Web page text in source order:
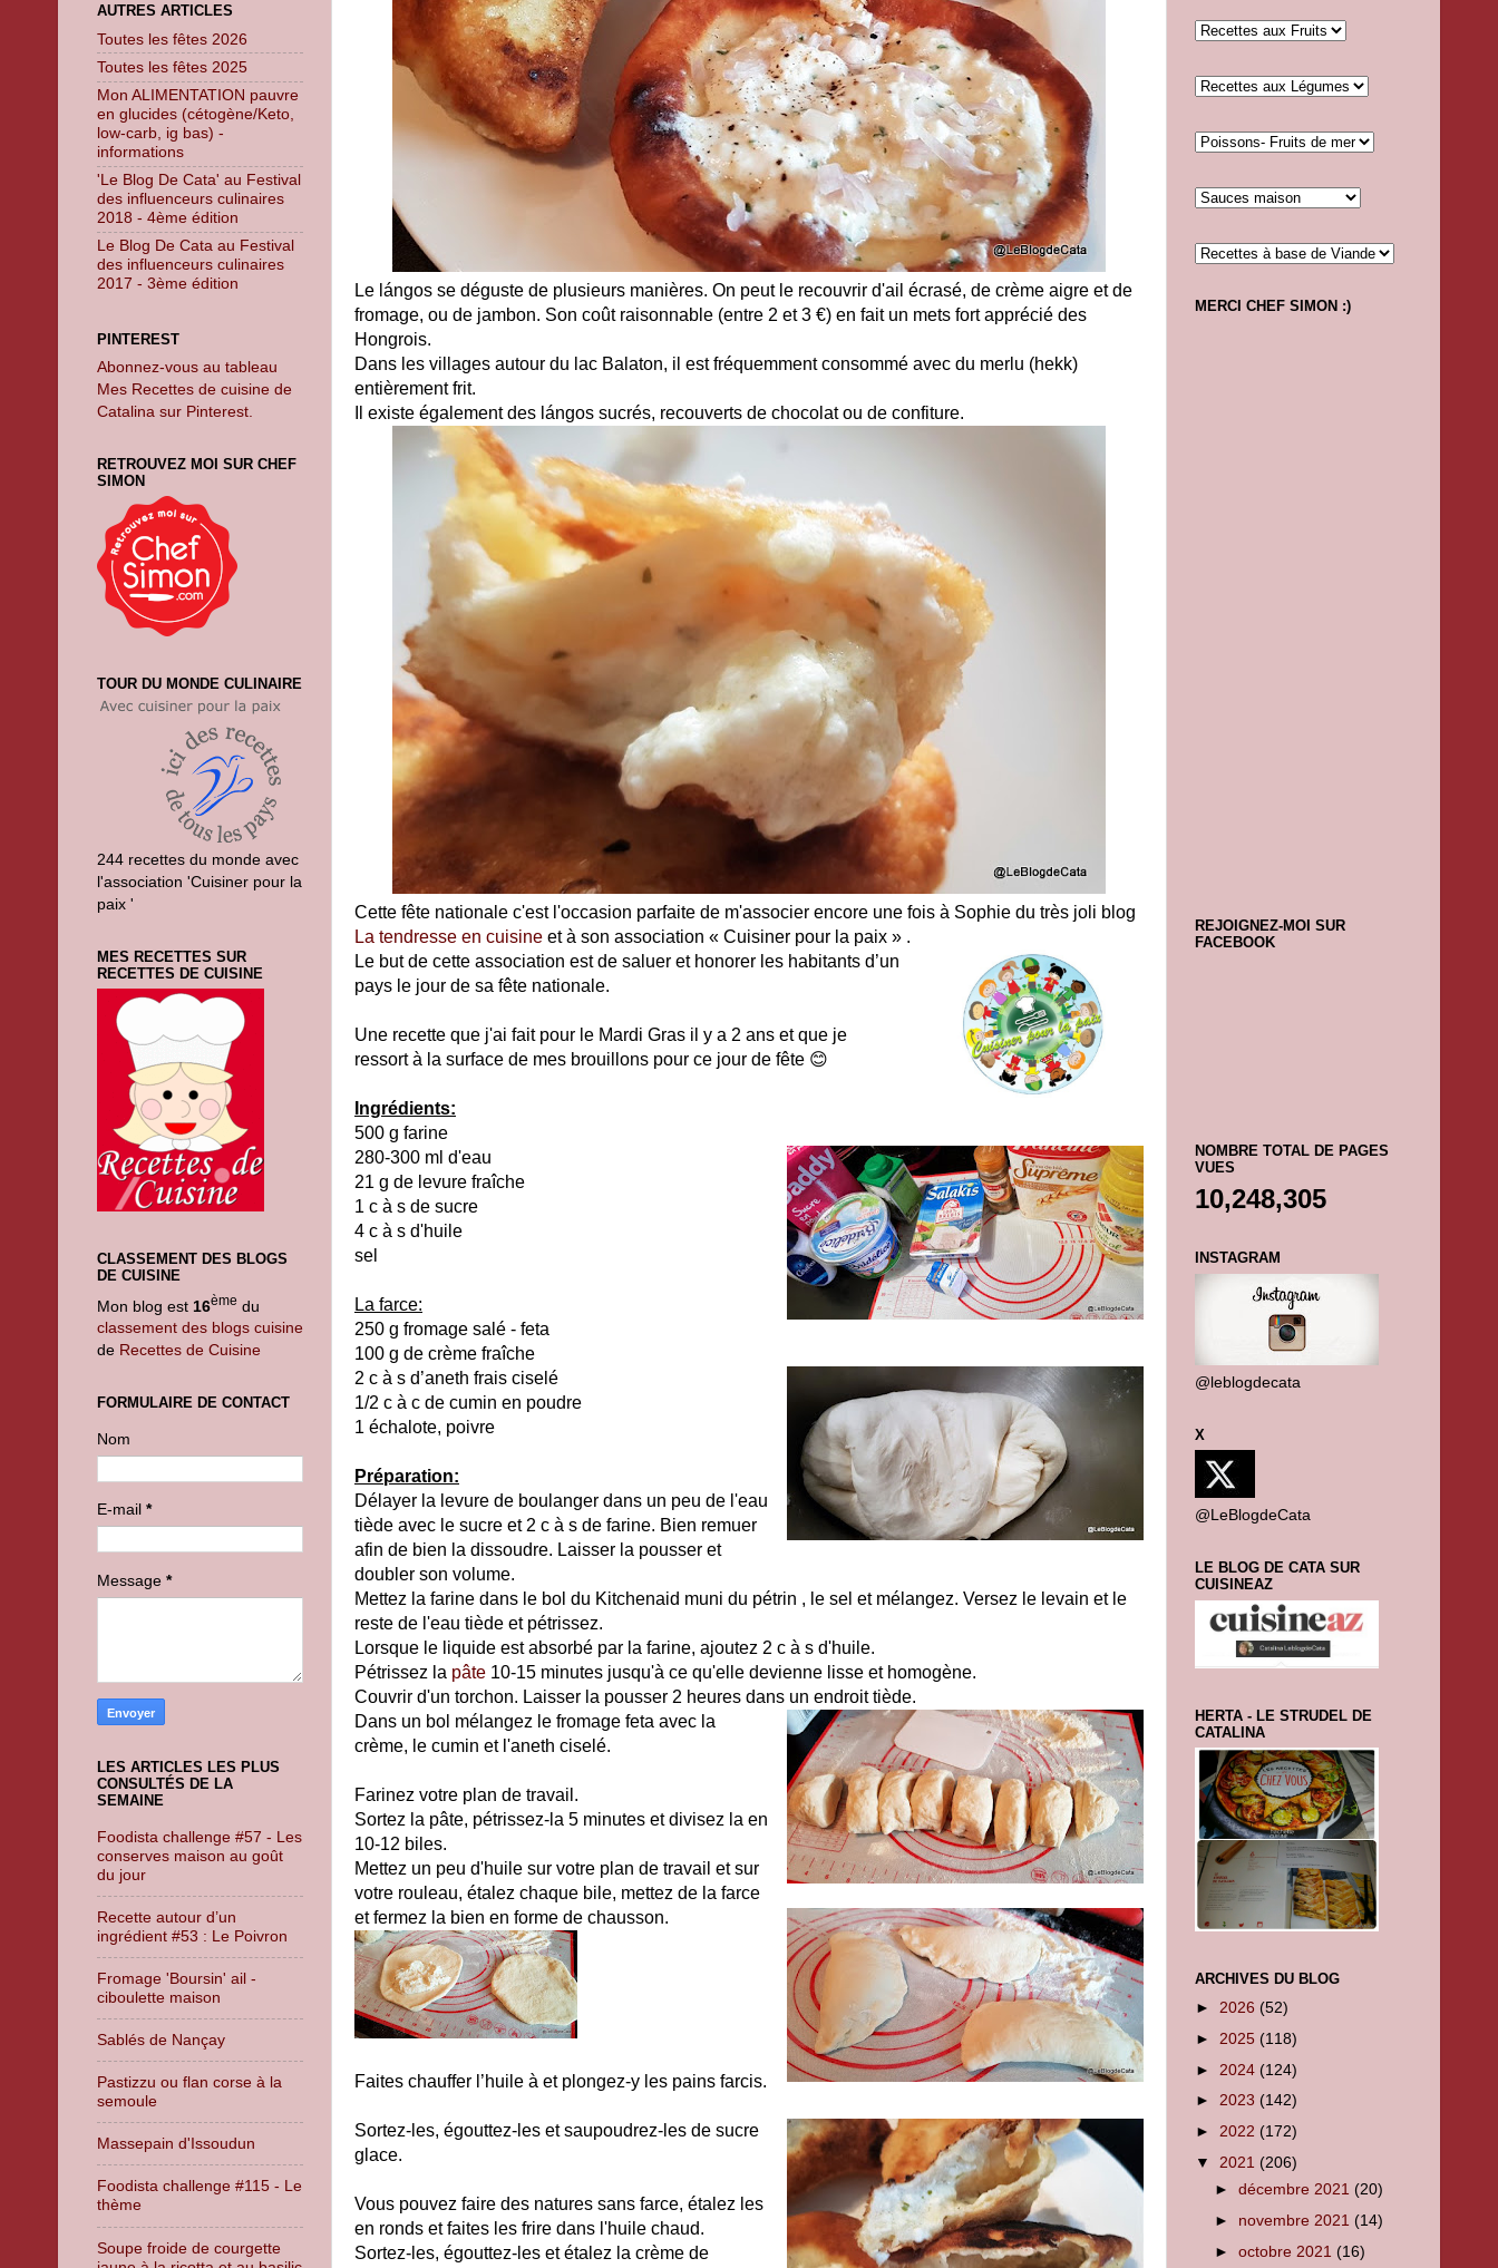
Le lángos se déguste de plusieurs manières. On peut le recouvrir d'ail écrasé, de crème aigre et de
fromage, ou de jambon. Son coût raisonnable (entre 2 et 3 €) en fait un mets fort apprécié des
Hongrois.
Dans les villages autour du lac Balaton, il est fréquemment consommé avec du merlu (hekk)
entièrement frit.
Il existe également des lángos sucrés, recouverts de chocolat ou de confiture.
Cette fête nationale c'est l'occasion parfaite de m'associer encore une fois à Sophie du très joli blog
La tendresse en cuisine et à son association « Cuisiner pour la paix » .
Le but de cette association est de saluer et honorer les habitants d’un
pays le jour de sa fête nationale.
Une recette que j'ai fait pour le Mardi Gras il y a 2 ans et que je
ressort à la surface de mes brouillons pour ce jour de fête 😊
Ingrédients:
500 g farine
280-300 ml d'eau
21 g de levure fraîche
1 c à s de sucre
4 c à s d'huile
sel
La farce:
250 g fromage salé - feta
100 g de crème fraîche
2 c à s d’aneth frais ciselé
1/2 c à c de cumin en poudre
1 échalote, poivre
Préparation:
Délayer la levure de boulanger dans un peu de l'eau
tiède avec le sucre et 2 c à s de farine. Bien remuer
afin de bien la dissoudre. Laisser la pousser et
doubler son volume.
Mettez la farine dans le bol du Kitchenaid muni du pétrin , le sel et mélangez. Versez le levain et le
reste de l'eau tiède et pétrissez.
Lorsque le liquide est absorbé par la farine, ajoutez 2 c à s d'huile.
Pétrissez la pâte 10-15 minutes jusqu'à ce qu'elle devienne lisse et homogène.
Couvrir d'un torchon. Laisser la pousser 2 heures dans un endroit tiède.
Dans un bol mélangez le fromage feta avec la
crème, le cumin et l'aneth ciselé.
Farinez votre plan de travail.
Sortez la pâte, pétrissez-la 5 minutes et divisez la en
10-12 biles.
Mettez un peu d'huile sur votre plan de travail et sur
votre rouleau, étalez chaque bile, mettez de la farce
et fermez la bien en forme de chausson.
Faites chauffer l’huile à et plongez-y les pains farcis.
Sortez-les, égouttez-les et saupoudrez-les de sucre
glace.
Vous pouvez faire des natures sans farce, étalez les
en ronds et faites les frire dans l'huile chaud.
Sortez-les, égouttez-les et étalez la crème de
AUTRES ARTICLES
Toutes les fêtes 2026
Toutes les fêtes 2025
Mon ALIMENTATION pauvre
en glucides (cétogène/Keto,
low-carb, ig bas) -
informations
'Le Blog De Cata' au Festival
des influenceurs culinaires
2018 - 4ème édition
Le Blog De Cata au Festival
des influenceurs culinaires
2017 - 3ème édition
PINTEREST
Abonnez-vous au tableau
Mes Recettes de cuisine de
Catalina sur Pinterest.
RETROUVEZ MOI SUR CHEF
SIMON
TOUR DU MONDE CULINAIRE
244 recettes du monde avec
l'association 'Cuisiner pour la
paix '
MES RECETTES SUR
RECETTES DE CUISINE
CLASSEMENT DES BLOGS
DE CUISINE
Mon blog est 16ème du
classement des blogs cuisine
de Recettes de Cuisine
FORMULAIRE DE CONTACT
Nom
E-mail *
Message *
LES ARTICLES LES PLUS
CONSULTÉS DE LA
SEMAINE
Foodista challenge #57 - Les
conserves maison au goût
du jour
Recette autour d’un
ingrédient #53 : Le Poivron
Fromage 'Boursin' ail -
ciboulette maison
Sablés de Nançay
Pastizzu ou flan corse à la
semoule
Massepain d'Issoudun
Foodista challenge #115 - Le
thème
Soupe froide de courgette
MERCI CHEF SIMON :)
REJOIGNEZ-MOI SUR
FACEBOOK
NOMBRE TOTAL DE PAGES
VUES
10,248,305
INSTAGRAM
@leblogdecata
X
@LeBlogdeCata
LE BLOG DE CATA SUR
CUISINEAZ
HERTA - LE STRUDEL DE
CATALINA
ARCHIVES DU BLOG
► 2026 (52)
► 2025 (118)
► 2024 (124)
► 2023 (142)
► 2022 (172)
▼ 2021 (206)
►décembre 2021(20)
► novembre 2021(14)
►octobre 2021(16)